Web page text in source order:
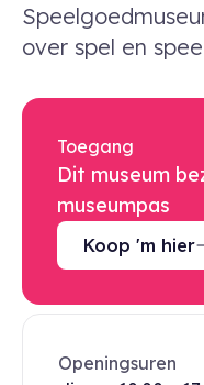
over spel en
Openingsuren
Toegang
Dit museum
museumpas
Koop 'm hier